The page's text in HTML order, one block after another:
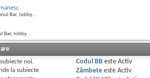
Bar, lobby...
Bar, lobby...
noi.
la subiecte
Codul BBeste Activ
Zâmbeteeste Activ